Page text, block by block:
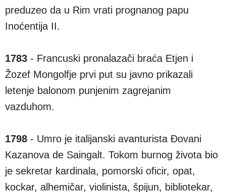
preduzeo da u Rim vrati prognanog papu
Inoćentija II.
1783 - Francuski pronalazači braća Etjen i
Žozef Mongolfje prvi put su javno prikazali
letenje balonom punjenim zagrejanim
vazduhom.
1798 - Umro je italijanski avanturista Đovani
Kazanova de Saingalt. Tokom burnog života bio
je sekretar kardinala, pomorski oficir, opat,
kockar, alhemičar, violinista, špijun, bibliotekar,